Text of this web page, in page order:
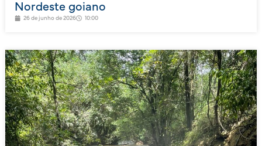
Nordeste goiano
26 de junho de 2026 10:00